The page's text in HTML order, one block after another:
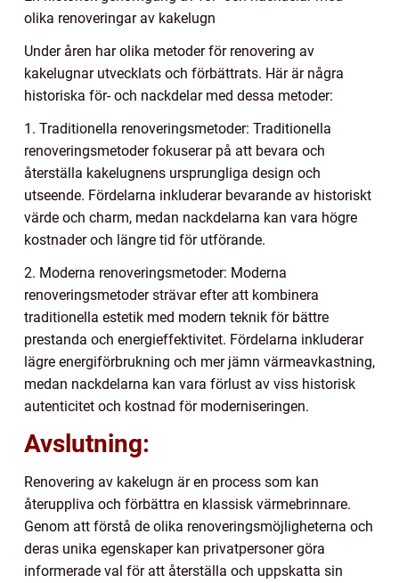
olika renoveringar av kakelugn
Under åren har olika metoder för renovering av
kakelugnar utvecklats och förbättrats. Här är några
historiska för- och nackdelar med dessa metoder:
1. Traditionella renoveringsmetoder: Traditionella
renoveringsmetoder fokuserar på att bevara och
återställa kakelugnens ursprungliga design och
utseende. Fördelarna inkluderar bevarande av historiskt
värde och charm, medan nackdelarna kan vara högre
kostnader och längre tid för utförande.
2. Moderna renoveringsmetoder: Moderna
renoveringsmetoder strävar efter att kombinera
traditionella estetik med modern teknik för bättre
prestanda och energieffektivitet. Fördelarna inkluderar
lägre energiförbrukning och mer jämn värmeavkastning,
medan nackdelarna kan vara förlust av viss historisk
autenticitet och kostnad för moderniseringen.
Avslutning:
Renovering av kakelugn är en process som kan
återuppliva och förbättra en klassisk värmebrinnare.
Genom att förstå de olika renoveringsmöjligheterna och
deras unika egenskaper kan privatpersoner göra
informerade val för att återställa och uppskatta sin